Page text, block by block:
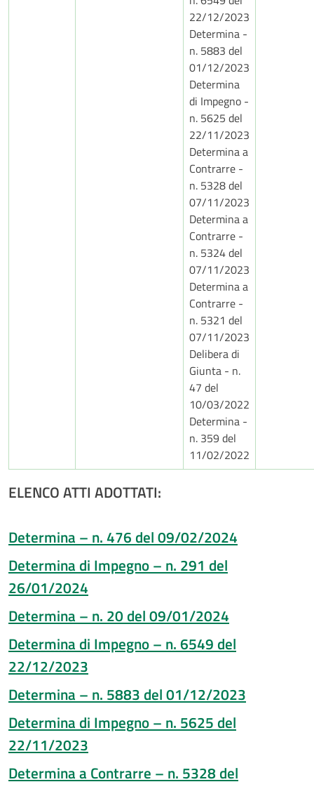
22/12/2023
Determina -
n. 5883 del
01/12/2023
Determina
di Impegno -
n. 5625 del
22/11/2023
Determina a
Contrarre -
n. 5328 del
07/11/2023
Determina a
Contrarre -
n. 5324 del
07/11/2023
Determina a
Contrarre -
n. 5321 del
07/11/2023
Delibera di
Giunta - n.
47 del
10/03/2022
Determina -
n. 359 del
11/02/2022
ELENCO ATTI ADOTTATI:
Determina – n. 476 del 09/02/2024
Determina di Impegno – n. 291 del
26/01/2024
Determina – n. 20 del 09/01/2024
Determina di Impegno – n. 6549 del
22/12/2023
Determina – n. 5883 del 01/12/2023
Determina di Impegno – n. 5625 del
22/11/2023
Determina a Contrarre – n. 5328 del